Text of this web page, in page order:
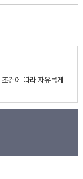
조건에 따라 자유롭게